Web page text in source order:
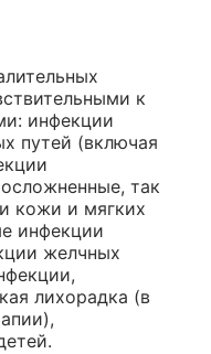
к
инфекции
путей (включая
так
кожи и мягких
инфекции
желчных
лихорадка (в